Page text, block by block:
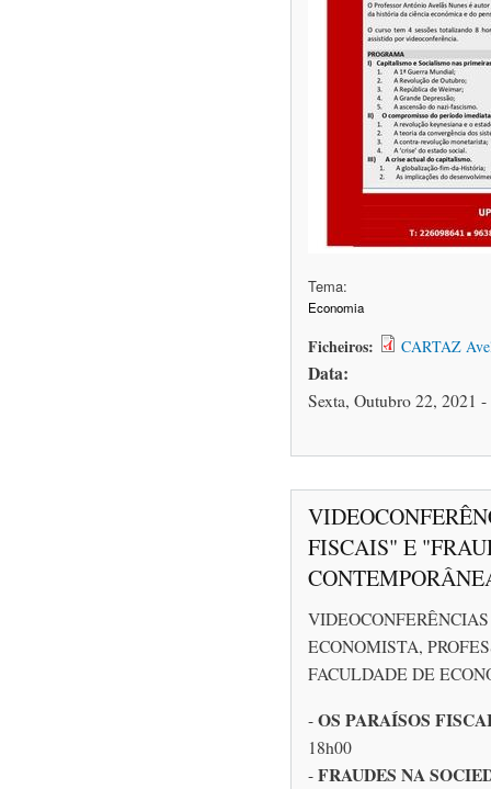
Tema:
Economia
Ficheiros: CARTAZ
Data:
Sexta, Outubro 22, 2021
FISCAIS" E
ECONOMISTA,
FACULDADE DE
-OS PARAÍSOS
18h00
-FRAUDES NA